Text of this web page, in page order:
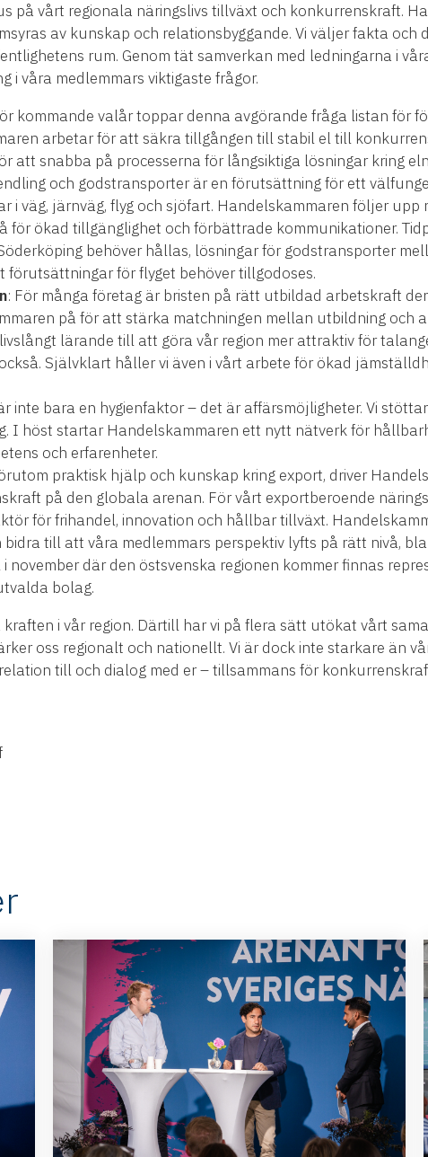
på vårt regionala näringslivs tillväxt och konkurrenskraft.
av kunskap och relationsbyggande. Vi väljer fakta och
rum. Genom tät samverkan med ledningarna i
i våra medlemmars viktigaste frågor.
kommande valår toppar denna avgörande fråga listan för
arbetar för att säkra tillgången till stabil el till
att snabba på processerna för långsiktiga lösningar kring
och godstransporter är en förutsättning för ett
i väg, järnväg, flyg och sjöfart. Handelskammaren följer
för ökad tillgänglighet och förbättrade kommunikationer.
behöver hållas, lösningar för godstransporter
förutsättningar för flyget behöver tillgodoses.
: För många företag är bristen på rätt utbildad arbetskraft
på för att stärka matchningen mellan utbildning och
lärande till att göra vår region mer attraktiv för
Självklart håller vi även i vårt arbete för ökad
inte bara en hygienfaktor – det är affärsmöjligheter. Vi
I höst startar Handelskammaren ett nytt nätverk för
och erfarenheter.
praktisk hjälp och kunskap kring export, driver
på den globala arenan. För vårt exportberoende
för frihandel, innovation och hållbar tillväxt.
till att våra medlemmars perspektiv lyfts på rätt nivå,
november där den östsvenska regionen kommer finnas
bolag.
i vår region. Därtill har vi på flera sätt utökat vårt
oss regionalt och nationellt. Vi är dock inte starkare än
till och dialog med er – tillsammans för